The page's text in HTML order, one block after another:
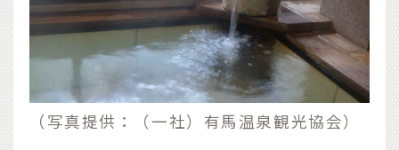
（写真提供：（一社）有馬温泉観光協会）